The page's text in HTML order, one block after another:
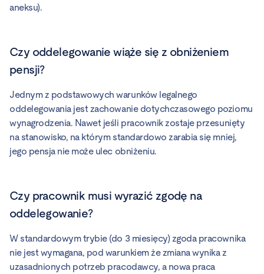
aneksu).
Czy oddelegowanie wiąże się z obniżeniem
pensji?
Jednym z podstawowych warunków legalnego
oddelegowania jest zachowanie dotychczasowego poziomu
wynagrodzenia. Nawet jeśli pracownik zostaje przesunięty
na stanowisko, na którym standardowo zarabia się mniej,
jego pensja nie może ulec obniżeniu.
Czy pracownik musi wyrazić zgodę na
oddelegowanie?
W standardowym trybie (do 3 miesięcy) zgoda pracownika
nie jest wymagana, pod warunkiem że zmiana wynika z
uzasadnionych potrzeb pracodawcy, a nowa praca